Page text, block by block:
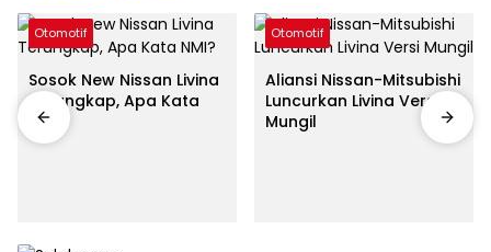
Otomotif
Sosok New Nissan Livina
Terungkap, Apa Kata
NMI?
Otomotif
Aliansi Nissan-Mitsubishi
Luncurkan Livina Versi
Mungil